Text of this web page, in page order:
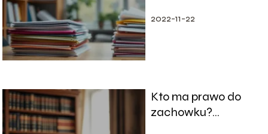
2022-11-22
Kto ma prawo do
zachowku?